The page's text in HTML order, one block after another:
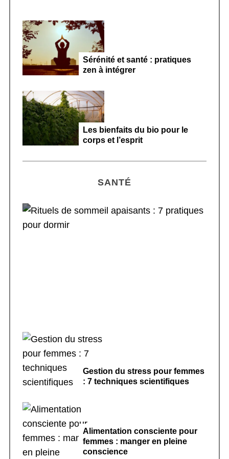
Sérénité et santé : pratiques
zen à intégrer
Les bienfaits du bio pour le
corps et l’esprit
SANTÉ
Gestion du stress pour femmes
: 7 techniques scientifiques
Alimentation consciente pour
femmes : manger en pleine
conscience